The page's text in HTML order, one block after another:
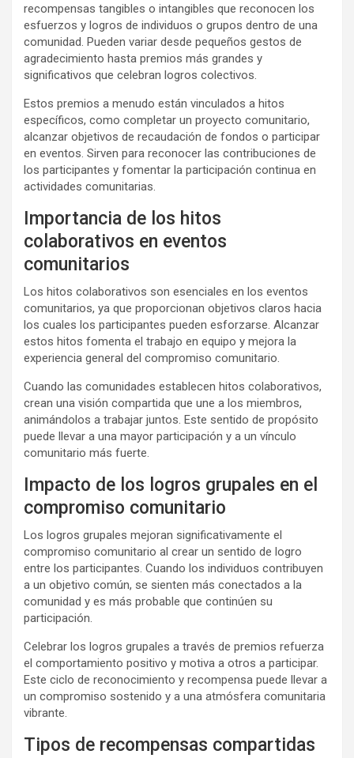
recompensas tangibles o intangibles que reconocen los
esfuerzos y logros de individuos o grupos dentro de una
comunidad. Pueden variar desde pequeños gestos de
agradecimiento hasta premios más grandes y
significativos que celebran logros colectivos.
Estos premios a menudo están vinculados a hitos
específicos, como completar un proyecto comunitario,
alcanzar objetivos de recaudación de fondos o participar
en eventos. Sirven para reconocer las contribuciones de
los participantes y fomentar la participación continua en
actividades comunitarias.
Importancia de los hitos
colaborativos en eventos
comunitarios
Los hitos colaborativos son esenciales en los eventos
comunitarios, ya que proporcionan objetivos claros hacia
los cuales los participantes pueden esforzarse. Alcanzar
estos hitos fomenta el trabajo en equipo y mejora la
experiencia general del compromiso comunitario.
Cuando las comunidades establecen hitos colaborativos,
crean una visión compartida que une a los miembros,
animándolos a trabajar juntos. Este sentido de propósito
puede llevar a una mayor participación y a un vínculo
comunitario más fuerte.
Impacto de los logros grupales en el
compromiso comunitario
Los logros grupales mejoran significativamente el
compromiso comunitario al crear un sentido de logro
entre los participantes. Cuando los individuos contribuyen
a un objetivo común, se sienten más conectados a la
comunidad y es más probable que continúen su
participación.
Celebrar los logros grupales a través de premios refuerza
el comportamiento positivo y motiva a otros a participar.
Este ciclo de reconocimiento y recompensa puede llevar a
un compromiso sostenido y a una atmósfera comunitaria
vibrante.
Tipos de recompensas compartidas